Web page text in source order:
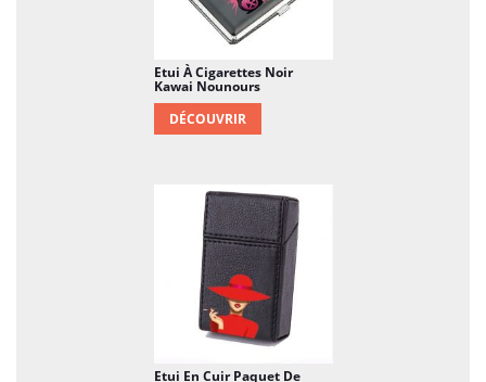
Etui À Cigarettes Noir
Kawai Nounours
DÉCOUVRIR
Etui En Cuir Paquet De